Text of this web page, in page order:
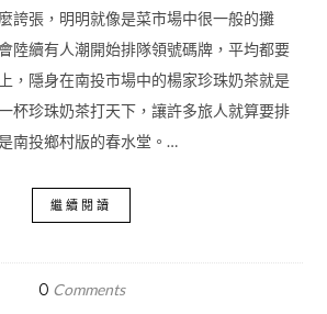
誇張，明明就像是菜市場中很一般的攤
陸續有人潮開始排隊領號碼牌，平均都要
，隱身在南投市場中的楊家珍珠奶茶就是
杯珍珠奶茶打天下，讓許多旅人就算要排
南投鄉村版的春水堂。…
繼續閱讀
0 Comments